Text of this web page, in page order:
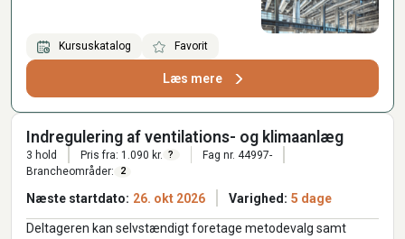
Kursuskatalog Favorit
Læs mere
Indregulering af ventilations- og klimaanlæg
3 hold Pris fra: 1.090 kr. ?
Fag nr. 44997-
Brancheområder:
2
Næste startdato: 26. okt 2026 Varighed: 5 dage
Deltageren kan selvstændigt foretage metodevalg samt